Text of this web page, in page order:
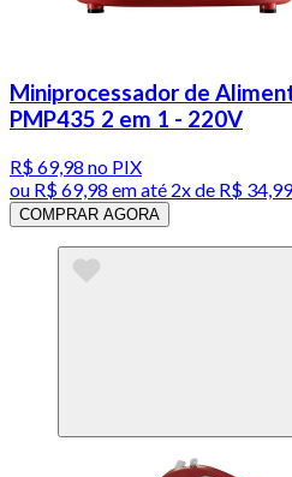
Miniprocessador de
PMP435 2 em 1 - 220V
R$ 69,98 no PIX
ou R$ 69,98 em até 2x de R$
COMPRAR AGORA